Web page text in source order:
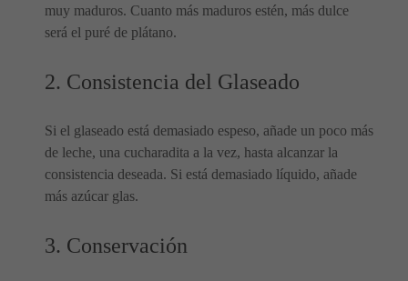
muy maduros. Cuanto más maduros estén, más dulce
será el puré de plátano.
2. Consistencia del Glaseado
Si el glaseado está demasiado espeso, añade un poco más
de leche, una cucharadita a la vez, hasta alcanzar la
consistencia deseada. Si está demasiado líquido, añade
más azúcar glas.
3. Conservación